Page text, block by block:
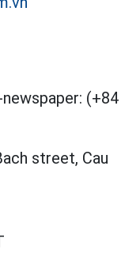
newspaper: (+84
street, Cau